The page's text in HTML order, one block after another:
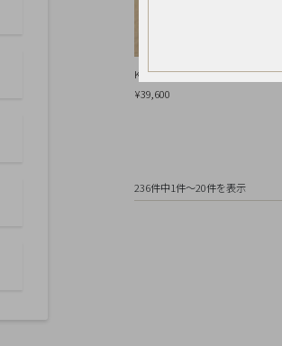
K10ベーシックフープピアス( YG)
¥39,600
236件中1件～20件を表示